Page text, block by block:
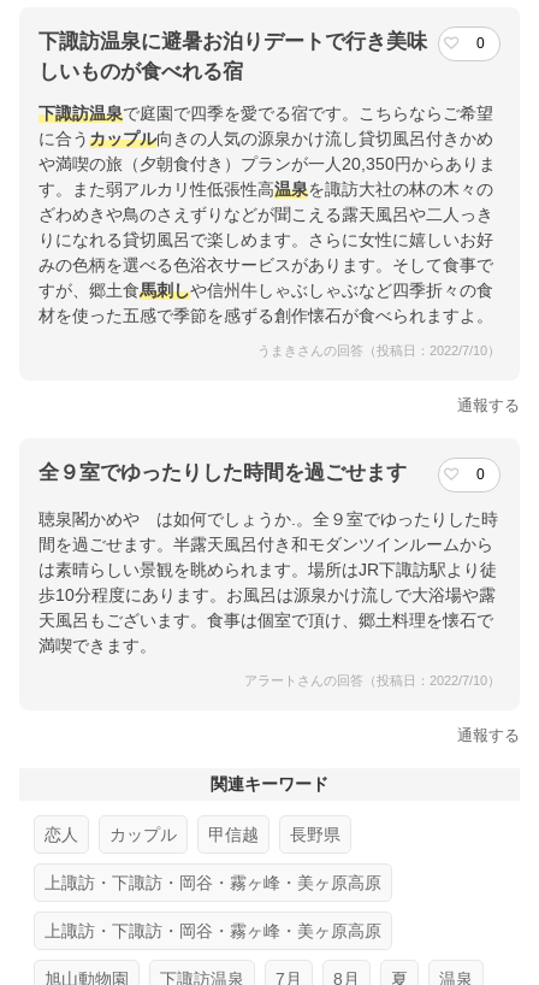
下諏訪温泉に避暑お泊りデートで行き美味
しいものが食べれる宿
0
下諏訪温泉で庭園で四季を愛でる宿です。こちらならご希望
に合うカップル向きの人気の源泉かけ流し貸切風呂付きかめ
や満喫の旅（夕朝食付き）プランが一人20,350円からありま
す。また弱アルカリ性低張性高温泉を諏訪大社の林の木々の
ざわめきや鳥のさえずりなどが聞こえる露天風呂や二人っき
りになれる貸切風呂で楽しめます。さらに女性に嬉しいお好
みの色柄を選べる色浴衣サービスがあります。そして食事で
すが、郷土食馬刺しや信州牛しゃぶしゃぶなど四季折々の食
材を使った五感で季節を感ずる創作懐石が食べられますよ。
うまきさんの回答（投稿日：2022/7/10）
通報する
全９室でゆったりした時間を過ごせます 0
聴泉閣かめや は如何でしょうか.。全９室でゆったりした時
間を過ごせます。半露天風呂付き和モダンツインルームから
は素晴らしい景観を眺められます。場所はJR下諏訪駅より徒
歩10分程度にあります。お風呂は源泉かけ流しで大浴場や露
天風呂もございます。食事は個室で頂け、郷土料理を懐石で
満喫できます。
アラートさんの回答（投稿日：2022/7/10）
通報する
関連キーワード
恋人 カップル 甲信越 長野県
上諏訪・下諏訪・岡谷・霧ヶ峰・美ヶ原高原
上諏訪・下諏訪・岡谷・霧ヶ峰・美ヶ原高原
旭山動物園 下諏訪温泉 7月 8月 夏 温泉